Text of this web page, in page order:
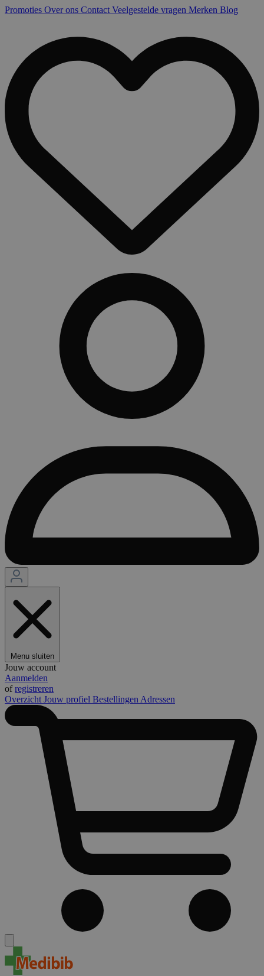
Promoties Over ons Contact Veelgestelde vragen Merken Blog
Menu sluiten
Jouw account
Aanmelden
ofregistreren
Overzicht Jouw profiel Bestellingen Adressen